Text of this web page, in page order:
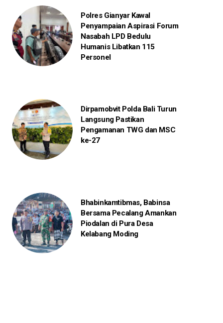
Polres Gianyar Kawal
Penyampaian Aspirasi Forum
Nasabah LPD Bedulu
Humanis Libatkan 115
Personel
Dirpamobvit Polda Bali Turun
Langsung Pastikan
Pengamanan TWG dan MSC
ke-27
Bhabinkamtibmas, Babinsa
Bersama Pecalang Amankan
Piodalan di Pura Desa
Kelabang Moding